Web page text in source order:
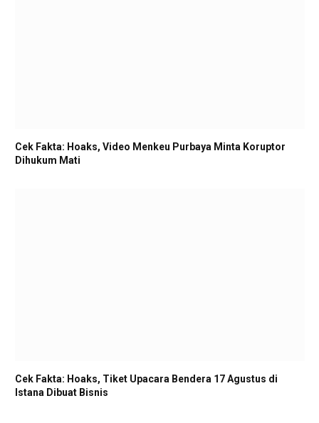
Cek Fakta: Hoaks, Video Menkeu Purbaya Minta Koruptor
Dihukum Mati
Cek Fakta: Hoaks, Tiket Upacara Bendera 17 Agustus di
Istana Dibuat Bisnis